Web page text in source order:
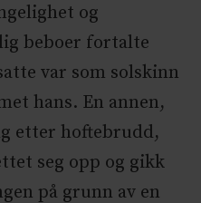
og
beboer fortalte
var som solskinn
hans. En annen,
etter hoftebrudd,
seg opp og gikk
på grunn av en